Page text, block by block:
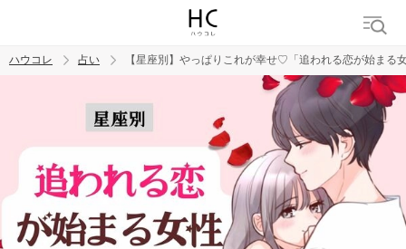
トレンド ワード
ハウコレ 占い 【星座別】やっぱりこれが幸せ♡「追われる恋が始まる